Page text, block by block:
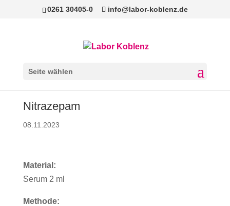
0261 30405-0 info@labor-koblenz.de
Seite wählen
Nitrazepam
08.11.2023
Material:
Serum 2 ml
Methode: